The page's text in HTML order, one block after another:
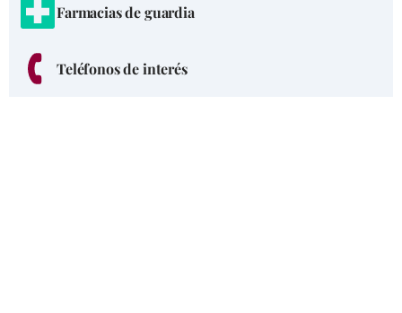
Farmacias de guardia
Teléfonos de interés